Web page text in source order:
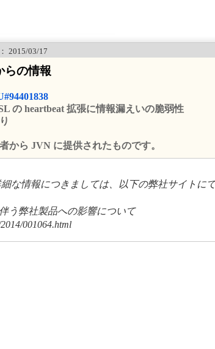
2015/03/17
らの情報
の heartbeat 拡張に情報漏えいの脆弱性
から JVN に提供されたものです。
な情報につきましては、以下の弊社サイトに
う弊社製品への影響について
001064.html